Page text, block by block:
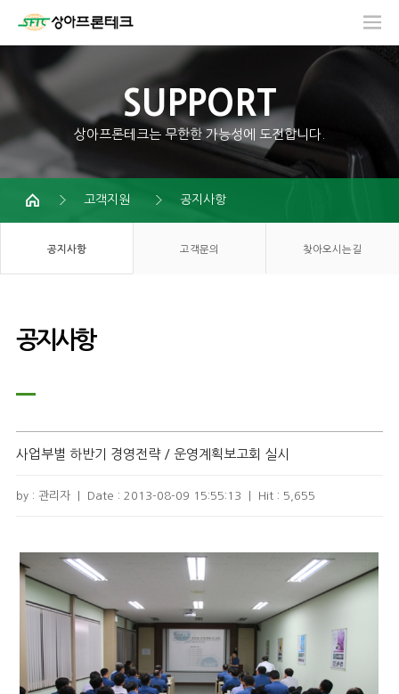
SUPPORT
상아프론테크는 무한한 가능성에 도전합니다.
고객지원 공지사항
공지사항 고객문의 찾아오시는길
공지사항
사업부별 하반기 경영전략 / 운영계획보고회 실시
by : 관리자 Date : 2013-08-09 15:55:13 Hit : 5,655